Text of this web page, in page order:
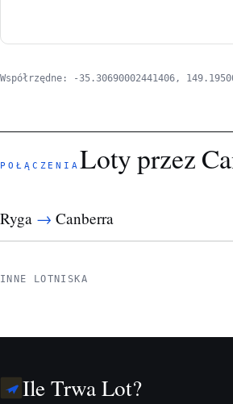
Współrzędne: -35.30690002441406,
POŁĄCZENIALoty przez
Ryga → Canberra
INNE LOTNISKA
Ile Trwa Lot?